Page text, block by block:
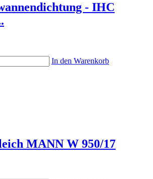
- IHC
In den Warenkorb
MANN W 950/17